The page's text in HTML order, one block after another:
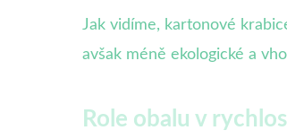
Jak vidíme, kartonové
avšak méně ekologické a
Role obalu v